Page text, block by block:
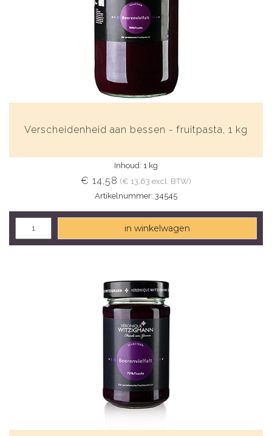
Verscheidenheid aan bessen - fruitpasta, 1 kg
Inhoud: 1 kg
€ 14,58 (€ 13,63 excl. BTW)
Artikelnummer: 34545
in winkelwagen